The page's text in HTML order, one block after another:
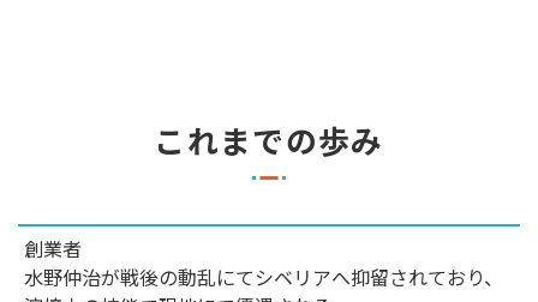
これまでの歩み
創業者
水野仲治が戦後の動乱にてシベリアへ抑留されており、